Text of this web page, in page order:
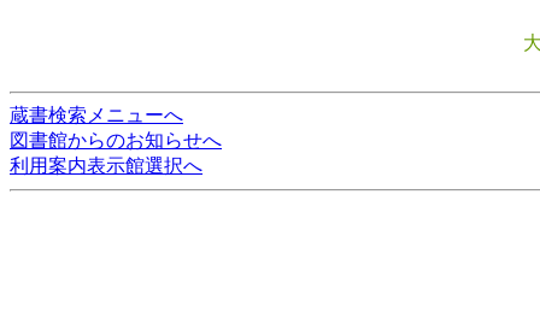
蔵書検索メニューへ
図書館からのお知らせへ
利用案内表示館選択へ